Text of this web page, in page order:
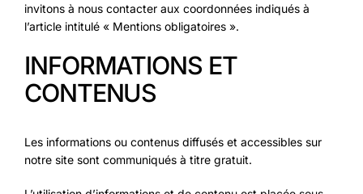
invitons à nous contacter aux coordonnées indiqués à
l’article intitulé « Mentions obligatoires ».
INFORMATIONS ET
CONTENUS
Les informations ou contenus diffusés et accessibles sur
notre site sont communiqués à titre gratuit.